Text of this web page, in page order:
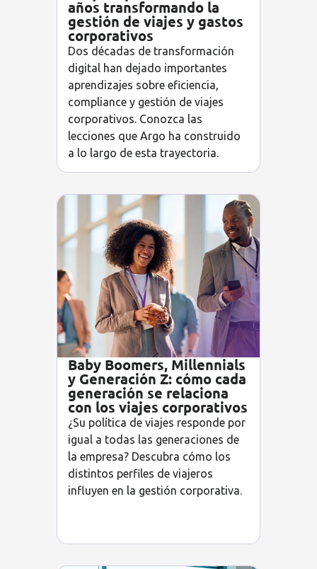
años transformando la
gestión de viajes y gastos
corporativos
Dos décadas de transformación
digital han dejado importantes
aprendizajes sobre eficiencia,
compliance y gestión de viajes
corporativos. Conozca las
lecciones que Argo ha construido
a lo largo de esta trayectoria.
Baby Boomers, Millennials
y Generación Z: cómo cada
generación se relaciona
con los viajes corporativos
¿Su política de viajes responde por
igual a todas las generaciones de
la empresa? Descubra cómo los
distintos perfiles de viajeros
influyen en la gestión corporativa.